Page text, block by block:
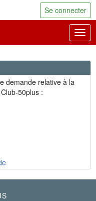
Se connecter
demande relative à la
50plus :